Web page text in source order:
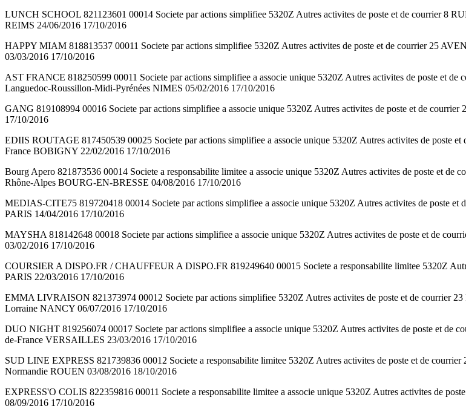
LUNCH SCHOOL 821123601 00014 Societe par actions simplifiee 5320Z Autres activites de poste et de courrier 8
REIMS 24/06/2016 17/10/2016
HAPPY MIAM 818813537 00011 Societe par actions simplifiee 5320Z Autres activites de poste et de courrier 25
03/03/2016 17/10/2016
AST FRANCE 818250599 00011 Societe par actions simplifiee a associe unique 5320Z Autres activites de poste
Languedoc-Roussillon-Midi-Pyrénées NIMES 05/02/2016 17/10/2016
GANG 819108994 00016 Societe par actions simplifiee a associe unique 5320Z Autres activites de poste et de
17/10/2016
EDIIS ROUTAGE 817450539 00025 Societe par actions simplifiee a associe unique 5320Z Autres activites de
France BOBIGNY 22/02/2016 17/10/2016
Bourg Apero 821873536 00014 Societe a responsabilite limitee a associe unique 5320Z Autres activites de poste et
Rhône-Alpes BOURG-EN-BRESSE 04/08/2016 17/10/2016
MEDIAS-CITE75 819720418 00014 Societe par actions simplifiee a associe unique 5320Z Autres activites de poste
PARIS 14/04/2016 17/10/2016
MAYSHA 818142648 00018 Societe par actions simplifiee a associe unique 5320Z Autres activites de poste et de
03/02/2016 17/10/2016
COURSIER A DISPO.FR / CHAUFFEUR A DISPO.FR 819249640 00015 Societe a responsabilite limitee 5320Z
PARIS 22/03/2016 17/10/2016
EMMA LIVRAISON 821373974 00012 Societe par actions simplifiee 5320Z Autres activites de poste et de courrier
Lorraine NANCY 06/07/2016 17/10/2016
DUO NIGHT 819256074 00017 Societe par actions simplifiee a associe unique 5320Z Autres activites de poste et
de-France VERSAILLES 23/03/2016 17/10/2016
SUD LINE EXPRESS 821739836 00012 Societe a responsabilite limitee 5320Z Autres activites de poste et de
Normandie ROUEN 03/08/2016 18/10/2016
EXPRESS'O COLIS 822359816 00011 Societe a responsabilite limitee a associe unique 5320Z Autres activites de
08/09/2016 17/10/2016